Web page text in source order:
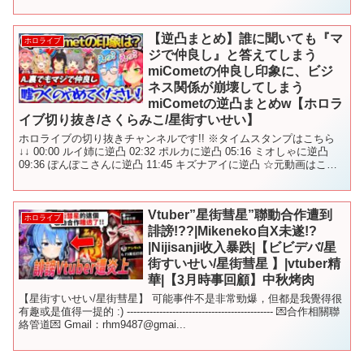
ホロライブ
【逆凸まとめ】誰に聞いても『マ
ジで仲良し』と答えてしまう
miCometの仲良し印象に、ビジ
ネス関係が崩壊してしまう
miCometの逆凸まとめw【ホロラ
イブ切り抜き/さくらみこ/星街すいせい】
ホロライブの切り抜きチャンネルです!! ※タイムスタンプはこちら
↓↓ 00:00 ルイ姉に逆凸 02:32 ポルカに逆凸 05:16 ミオしゃに逆凸
09:36 ぽんぽこさんに逆凸 11:45 キズナアイに逆凸 ☆元動画はこち
ホロライブ
Vtuber”星街彗星”聯動合作遭到
誹謗!??|Mikeneko自X未遂!?
|Nijisanji收入暴跌|【ビビデバ/星
街すいせい/星街彗星 】|vtuber精
華|【3月時事回顧】中秋烤肉
【星街すいせい/星街彗星】 可能事件不是非常勁爆，但都是我覺得很
有趣或是值得一提的 :) --------------------------------------------- 💌合作相關聯
絡管道💌 Gmail：rhm9487@gmai...